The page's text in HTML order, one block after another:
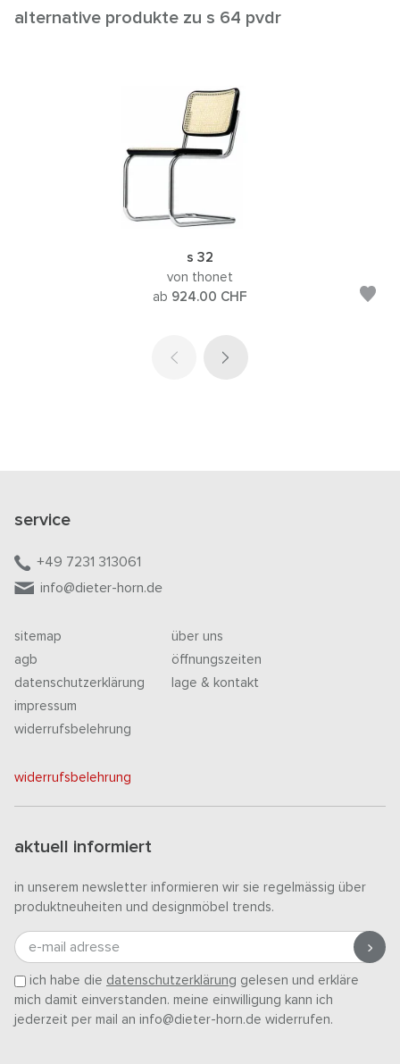
alternative produkte zu s 64 pvdr
s 32
von thonet
ab 924.00 CHF
service
+49 7231 313061
info@dieter-horn.de
sitemap
agb
datenschutzerklärung
impressum
widerrufsbelehrung
über uns
öffnungszeiten
lage & kontakt
widerrufsbelehrung
aktuell informiert
in unserem newsletter informieren wir sie regelmässig über
produktneuheiten und designmöbel trends.
e-mail adresse
ich habe die datenschutzerklärung gelesen und erkläre
mich damit einverstanden. meine einwilligung kann ich
jederzeit per mail an info@dieter-horn.de widerrufen.